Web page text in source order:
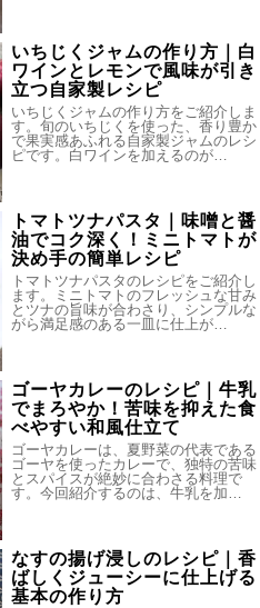
いちじくジャムの作り方｜白
ワインとレモンで風味が引き
立つ自家製レシピ
いちじくジャムの作り方をご紹介しま
す。旬のいちじくを使った、香り豊か
で果実感あふれる自家製ジャムのレシ
ピです。白ワインを加えるのが…
トマトツナパスタ｜味噌と醤
油でコク深く！ミニトマトが
決め手の簡単レシピ
トマトツナパスタのレシピをご紹介し
ます。ミニトマトのフレッシュな甘み
とツナの旨味が合わさり、シンプルな
がら満足感のある一皿に仕上が…
ゴーヤカレーのレシピ｜牛乳
でまろやか！苦味を抑えた食
べやすい和風仕立て
ゴーヤカレーは、夏野菜の代表である
ゴーヤを使ったカレーで、独特の苦味
とスパイスが絶妙に合わさる料理で
す。今回紹介するのは、牛乳を加…
なすの揚げ浸しのレシピ｜香
ばしくジューシーに仕上げる
基本の作り方